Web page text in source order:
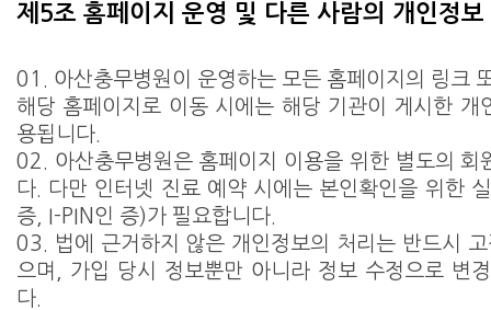
제5조 홈페이지 운영 및 다른 사람의 개인정보
01. 아산충무병원이 운영하는 모든 홈페이지의 링크
해당 홈페이지로 이동 시에는 해당 기관이 게시한 개
용됩니다.
02. 아산충무병원은 홈페이지 이용을 위한 별도의 회
다. 다만 인터넷 진료 예약 시에는 본인확인을 위한
증, I-PIN인 증)가 필요합니다.
03. 법에 근거하지 않은 개인정보의 처리는 반드시
으며, 가입 당시 정보뿐만 아니라 정보 수정으로 변
다.